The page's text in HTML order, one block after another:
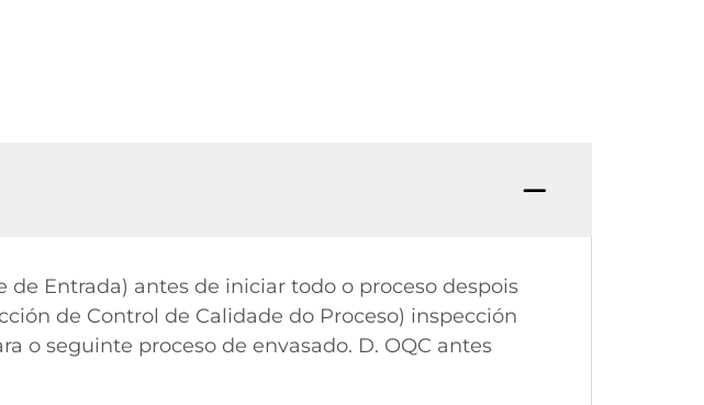
Entrada) antes de iniciar todo o proceso despois
de Control de Calidade do Proceso) inspección
o seguinte proceso de envasado. D. OQC antes